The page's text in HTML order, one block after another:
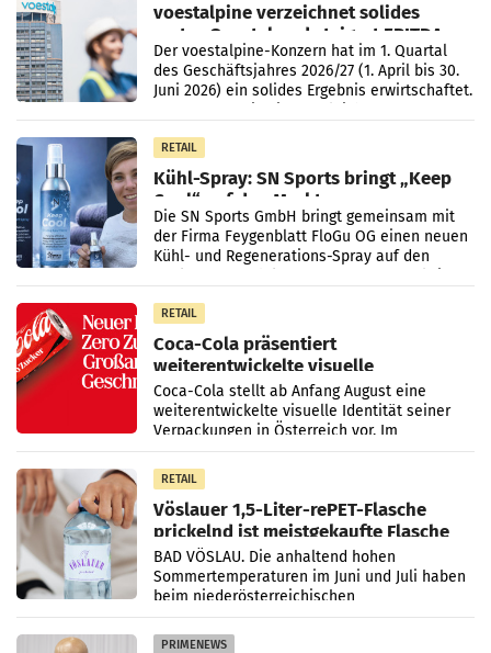
voestalpine verzeichnet solides
erstes Quartal und steigert EBITDA
Der voestalpine-Konzern hat im 1. Quartal
des Geschäftsjahres 2026/27 (1. April bis 30.
Juni 2026) ein solides Ergebnis erwirtschaftet.
RETAIL
Kühl-Spray: SN Sports bringt „Keep
Cool“ auf den Markt
Die SN Sports GmbH bringt gemeinsam mit
der Firma Feygenblatt FloGu OG einen neuen
Kühl- und Regenerations-Spray auf den
RETAIL
Coca-Cola präsentiert
weiterentwickelte visuelle
Markenidentität
Coca-Cola stellt ab Anfang August eine
weiterentwickelte visuelle Identität seiner
Verpackungen in Österreich vor. Im
Mittelpunkt des Redesigns stehen zentrale
Gestaltungselemente
RETAIL
Vöslauer 1,5-Liter-rePET-Flasche
prickelnd ist meistgekaufte Flasche
Österreichs
BAD VÖSLAU. Die anhaltend hohen
Sommertemperaturen im Juni und Juli haben
beim niederösterreichischen
Getränkehersteller Vöslauer zu deutlichen
Absatzzuwächsen geführt. Während
PRIMENEWS